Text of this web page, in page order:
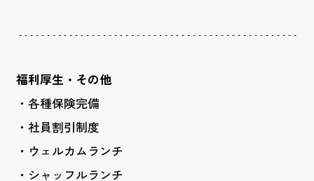
福利厚生・その他
・各種保険完備
・社員割引制度
・ウェルカムランチ
・シャッフルランチ